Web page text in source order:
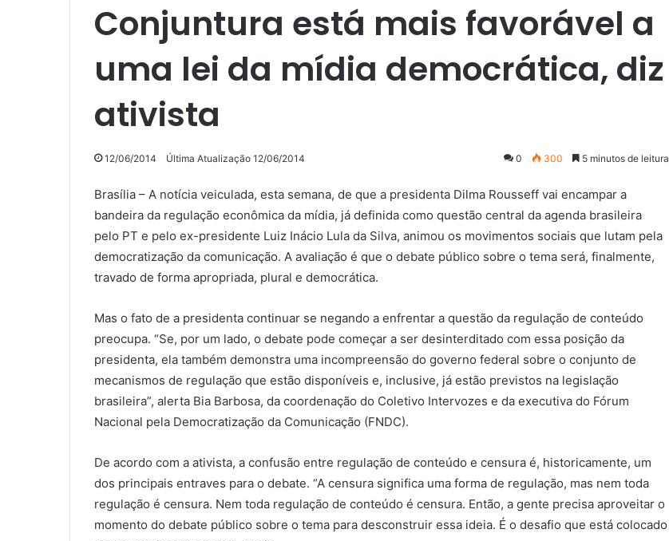
Conjuntura está mais favorável a
uma lei da mídia democrática, diz
ativista
12/06/2014 Última Atualização 12/06/2014 0 300 5 minutos de leitura
Brasília – A notícia veiculada, esta semana, de que a presidenta Dilma Rousseff vai encampar a
bandeira da regulação econômica da mídia, já definida como questão central da agenda brasileira
pelo PT e pelo ex-presidente Luiz Inácio Lula da Silva, animou os movimentos sociais que lutam pela
democratização da comunicação. A avaliação é que o debate público sobre o tema será, finalmente,
travado de forma apropriada, plural e democrática.
Mas o fato de a presidenta continuar se negando a enfrentar a questão da regulação de conteúdo
preocupa. “Se, por um lado, o debate pode começar a ser desinterditado com essa posição da
presidenta, ela também demonstra uma incompreensão do governo federal sobre o conjunto de
mecanismos de regulação que estão disponíveis e, inclusive, já estão previstos na legislação
brasileira”, alerta Bia Barbosa, da coordenação do Coletivo Intervozes e da executiva do Fórum
Nacional pela Democratização da Comunicação (FNDC).
De acordo com a ativista, a confusão entre regulação de conteúdo e censura é, historicamente, um
dos principais entraves para o debate. “A censura significa uma forma de regulação, mas nem toda
regulação é censura. Nem toda regulação de conteúdo é censura. Então, a gente precisa aproveitar o
momento do debate público sobre o tema para desconstruir essa ideia. É o desafio que está colocado